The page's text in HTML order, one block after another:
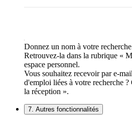
Donnez un nom à votre
Retrouvez-la dans la rubrique «
espace personnel.
Vous souhaitez recevoir par e-
d'emploi liées à votre recherche
la réception ».
7. Autres fonctionnalités